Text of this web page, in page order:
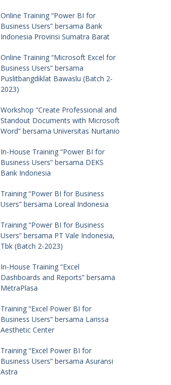
Online Training “Power BI for
Business Users” bersama Bank
Indonesia Provinsi Sumatra Barat
Online Training “Microsoft Excel for
Business Users” bersama
Puslitbangdiklat Bawaslu (Batch 2-
2023)
Workshop “Create Professional and
Standout Documents with Microsoft
Word” bersama Universitas Nurtanio
In-House Training “Power BI for
Business Users” bersama DEKS
Bank Indonesia
Training “Power BI for Business
Users” bersama Loreal Indonesia
Training “Power BI for Business
Users” bersama PT Vale Indonesia,
Tbk (Batch 2-2023)
In-House Training “Excel
Dashboards and Reports” bersama
MetraPlasa
Training “Excel Power BI for
Business Users” bersama Larissa
Aesthetic Center
Training “Excel Power BI for
Business Users” bersama Asuransi
Astra